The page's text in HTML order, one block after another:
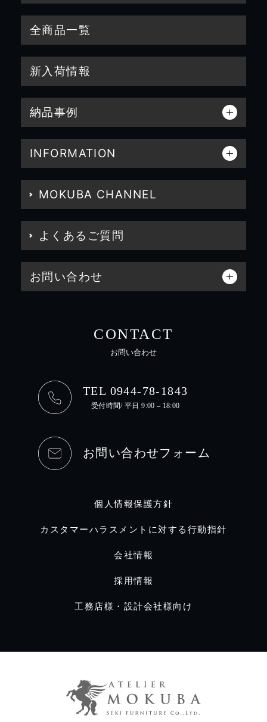
全商品一覧
新入荷情報
納品事例
INFORMATION
MOKUBA CHANNEL
よくあるご質問
お問い合わせ
CONTACT
お問い合わせ
TEL 0944-78-1843
受付時間/ 平日 9:00 – 18:00
お問い合わせフォーム
個人情報保護方針
カスタマーハラスメントに対する行動指針
会社情報
採用情報
工務店様・設計会社様向け